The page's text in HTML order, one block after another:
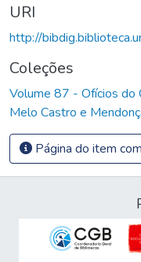
URI
http://
Coleções
Volume 87 - Ofícios do
Melo Castro e
Página do item